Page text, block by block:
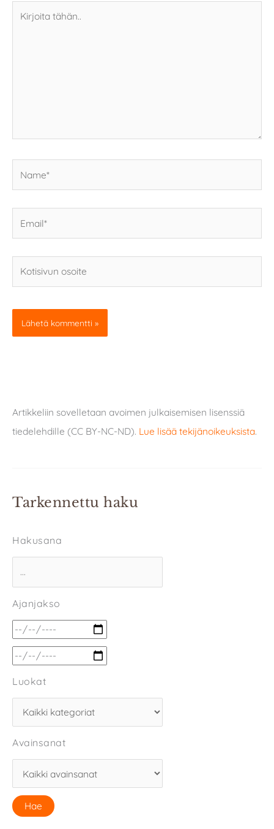
tähän..
osoite
Artikkeliin sovelletaan avoimen julkaisemisen lisenssiä
tiedelehdille (CC BY-NC-ND). Lue lisää tekijänoikeuksista.
Tarkennettu haku
Hakusana
Ajanjakso
Luokat
Avainsanat